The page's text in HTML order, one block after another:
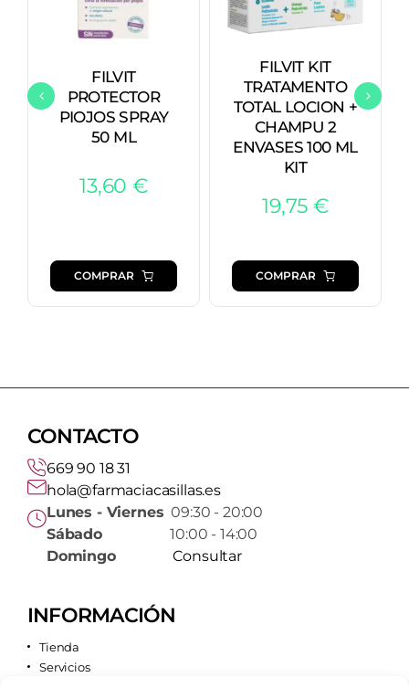
FILVIT
PROTECTOR
PIOJOS SPRAY
50 ML
13,60 €
COMPRAR
FILVIT KIT
TRATAMENTO
TOTAL LOCION +
CHAMPU 2
ENVASES 100 ML
KIT
19,75 €
COMPRAR
CONTACTO
669 90 18 31
hola@farmaciacasillas.es
Lunes - Viernes 09:30 - 20:00
Sábado10:00 - 14:00
Domingo
Consultar
INFORMACIÓN
Tienda
Servicios